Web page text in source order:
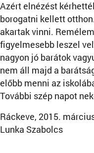
Azért elnézést
borogatni kellett
akartak vinni.
figyelmesebb leszel
nagyon jó barátok
nem áll majd a
előbb menni az
További szép napot
Ráckeve, 2015.
Lunka Szabolcs